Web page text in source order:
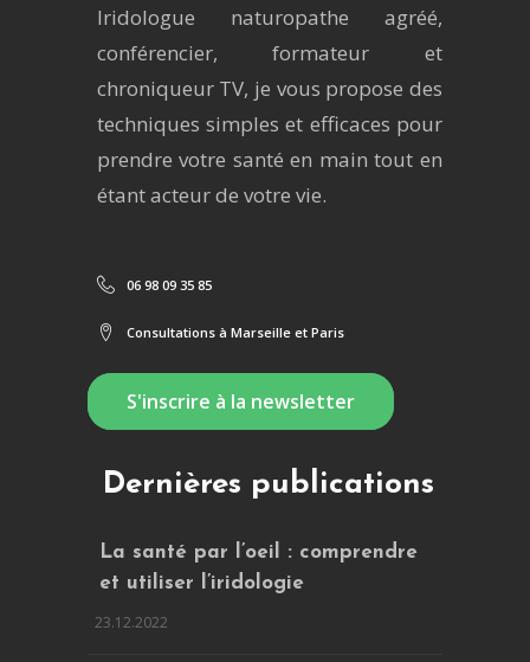
Iridologue naturopathe agréé,
conférencier, formateur et
chroniqueur TV, je vous propose des
techniques simples et efficaces pour
prendre votre santé en main tout en
étant acteur de votre vie.
06 98 09 35 85
Consultations à Marseille et Paris
S'inscrire à la newsletter
Dernières publications
La santé par l’oeil : comprendre
et utiliser l’iridologie
23.12.2022